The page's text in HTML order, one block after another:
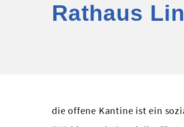
Rathaus
die offene Kantine ist ein